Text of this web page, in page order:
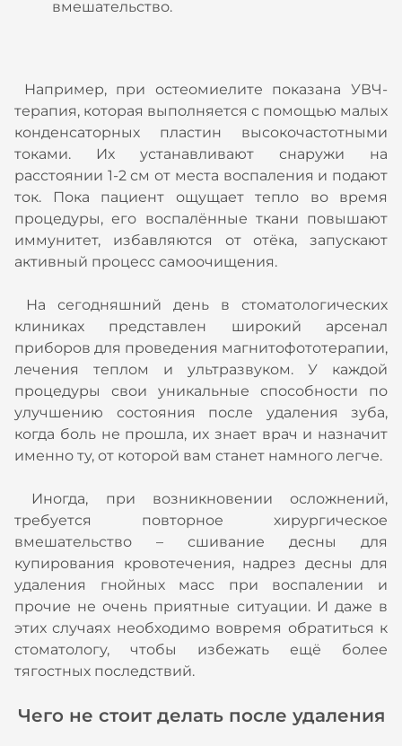
вмешательство.
Например, при остеомиелите показана УВЧ-
терапия, которая выполняется с помощью малых
конденсаторных пластин высокочастотными
токами. Их устанавливают снаружи на
расстоянии 1-2 см от места воспаления и подают
ток. Пока пациент ощущает тепло во время
процедуры, его воспалённые ткани повышают
иммунитет, избавляются от отёка, запускают
активный процесс самоочищения.
На сегодняшний день в стоматологических
клиниках представлен широкий арсенал
приборов для проведения магнитофототерапии,
лечения теплом и ультразвуком. У каждой
процедуры свои уникальные способности по
улучшению состояния после удаления зуба,
когда боль не прошла, их знает врач и назначит
именно ту, от которой вам станет намного легче.
Иногда, при возникновении осложнений,
требуется повторное хирургическое
вмешательство – сшивание десны для
купирования кровотечения, надрез десны для
удаления гнойных масс при воспалении и
прочие не очень приятные ситуации. И даже в
этих случаях необходимо вовремя обратиться к
стоматологу, чтобы избежать ещё более
тягостных последствий.
Чего не стоит делать после удаления